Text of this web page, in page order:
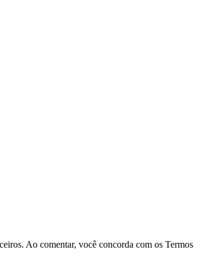
Ao comentar, você concorda com os Termos